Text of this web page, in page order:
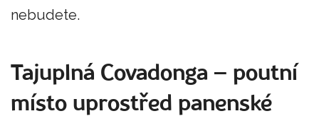
nebudete.
Tajuplná Covadonga – poutní
místo uprostřed panenské